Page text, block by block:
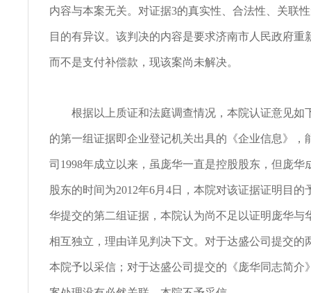
内容与本案无关。对证据3的真实性、合法性、关联
目的有异议。该判决的内容是要求济南市人民政府重
而不是支付补偿款，现该案尚未解决。
根据以上质证和法庭调查情况，本院认证意见如
的第一组证据即企业登记机关出具的《企业信息》，
司1998年成立以来，虽庞华一直是控股股东，但庞华
股东的时间为2012年6月4日，本院对该证据证明目的
华提交的第二组证据，本院认为尚不足以证明庞华与
相互独立，理由详见判决下文。对于达盛公司提交的
本院予以采信；对于达盛公司提交的《庞华同志简介